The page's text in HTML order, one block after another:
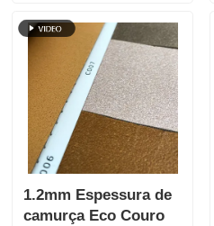
1.2mm Espessura de
camurça Eco Couro